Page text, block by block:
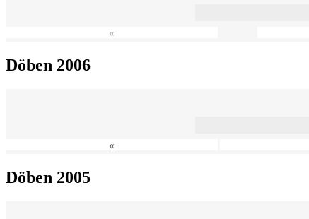
«
Döben 2006
«
Döben 2005